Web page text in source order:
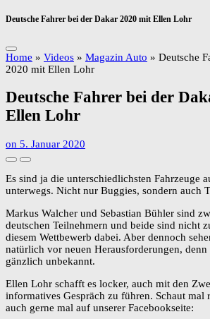
Deutsche Fahrer bei der Dakar 2020 mit Ellen Lohr
Home » Videos » Magazin Auto » Deutsche
2020 mit Ellen Lohr
Deutsche Fahrer bei der
Ellen Lohr
on 5. Januar 2020
Es sind ja die unterschiedlichsten Fahrzeuge
unterwegs. Nicht nur Buggies, sondern auch
Markus Walcher und Sebastian Bühler sind
deutschen Teilnehmern und beide sind nicht
diesem Wettbewerb dabei. Aber dennoch
natürlich vor neuen Herausforderungen, denn
gänzlich unbekannt.
Ellen Lohr schafft es locker, auch mit den
informatives Gespräch zu führen. Schaut mal
auch gerne mal auf unserer Facebookseite: